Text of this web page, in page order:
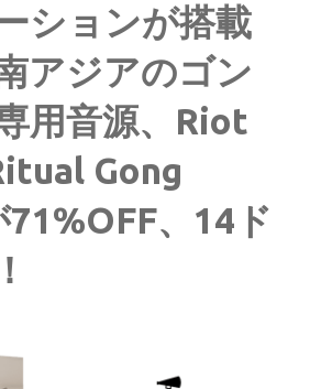
ションが搭載
アジアのゴン
用音源、Riot
Gong
、14ド